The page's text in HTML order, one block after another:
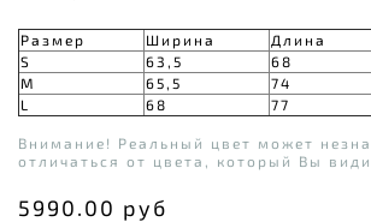
5990.00 руб
Размер Ширина Длина
S
63,5 68
M
65,5 74
L
68 77
Внимание! Реальный цвет может
отличаться от цвета, который Вы